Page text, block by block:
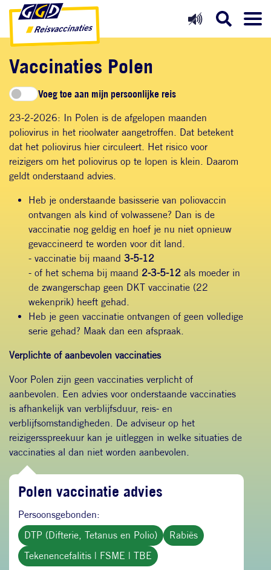
Direct naar inhoud
Direct naar hoofdnavigatie
Direct naar zoekfunctie
Vaccinaties Polen
Voeg toe aan mijn persoonlijke reis
23-2-2026: In Polen is de afgelopen maanden
poliovirus in het rioolwater aangetroffen. Dat betekent
dat het poliovirus hier circuleert. Het risico voor
reizigers om het poliovirus op te lopen is klein. Daarom
geldt onderstaand advies.
Heb je onderstaande basisserie van poliovaccin
ontvangen als kind of volwassene? Dan is de
vaccinatie nog geldig en hoef je nu niet opnieuw
gevaccineerd te worden voor dit land.
- vaccinatie bij maand 3-5-12
- of het schema bij maand 2-3-5-12 als moeder in
de zwangerschap geen DKT vaccinatie (22
wekenprik) heeft gehad.
Heb je geen vaccinatie ontvangen of geen volledige
serie gehad? Maak dan een afspraak.
Verplichte of aanbevolen vaccinaties
Voor Polen zijn geen vaccinaties verplicht of
aanbevolen. Een advies voor onderstaande vaccinaties
is afhankelijk van verblijfsduur, reis- en
verblijfsomstandigheden. De adviseur op het
reizigersspreekuur kan je uitleggen in welke situaties de
vaccinaties al dan niet worden aanbevolen.
Polen vaccinatie advies
Persoonsgebonden:
DTP (Difterie, Tetanus en Polio)
Rabiës
Tekenencefalitis | FSME | TBE